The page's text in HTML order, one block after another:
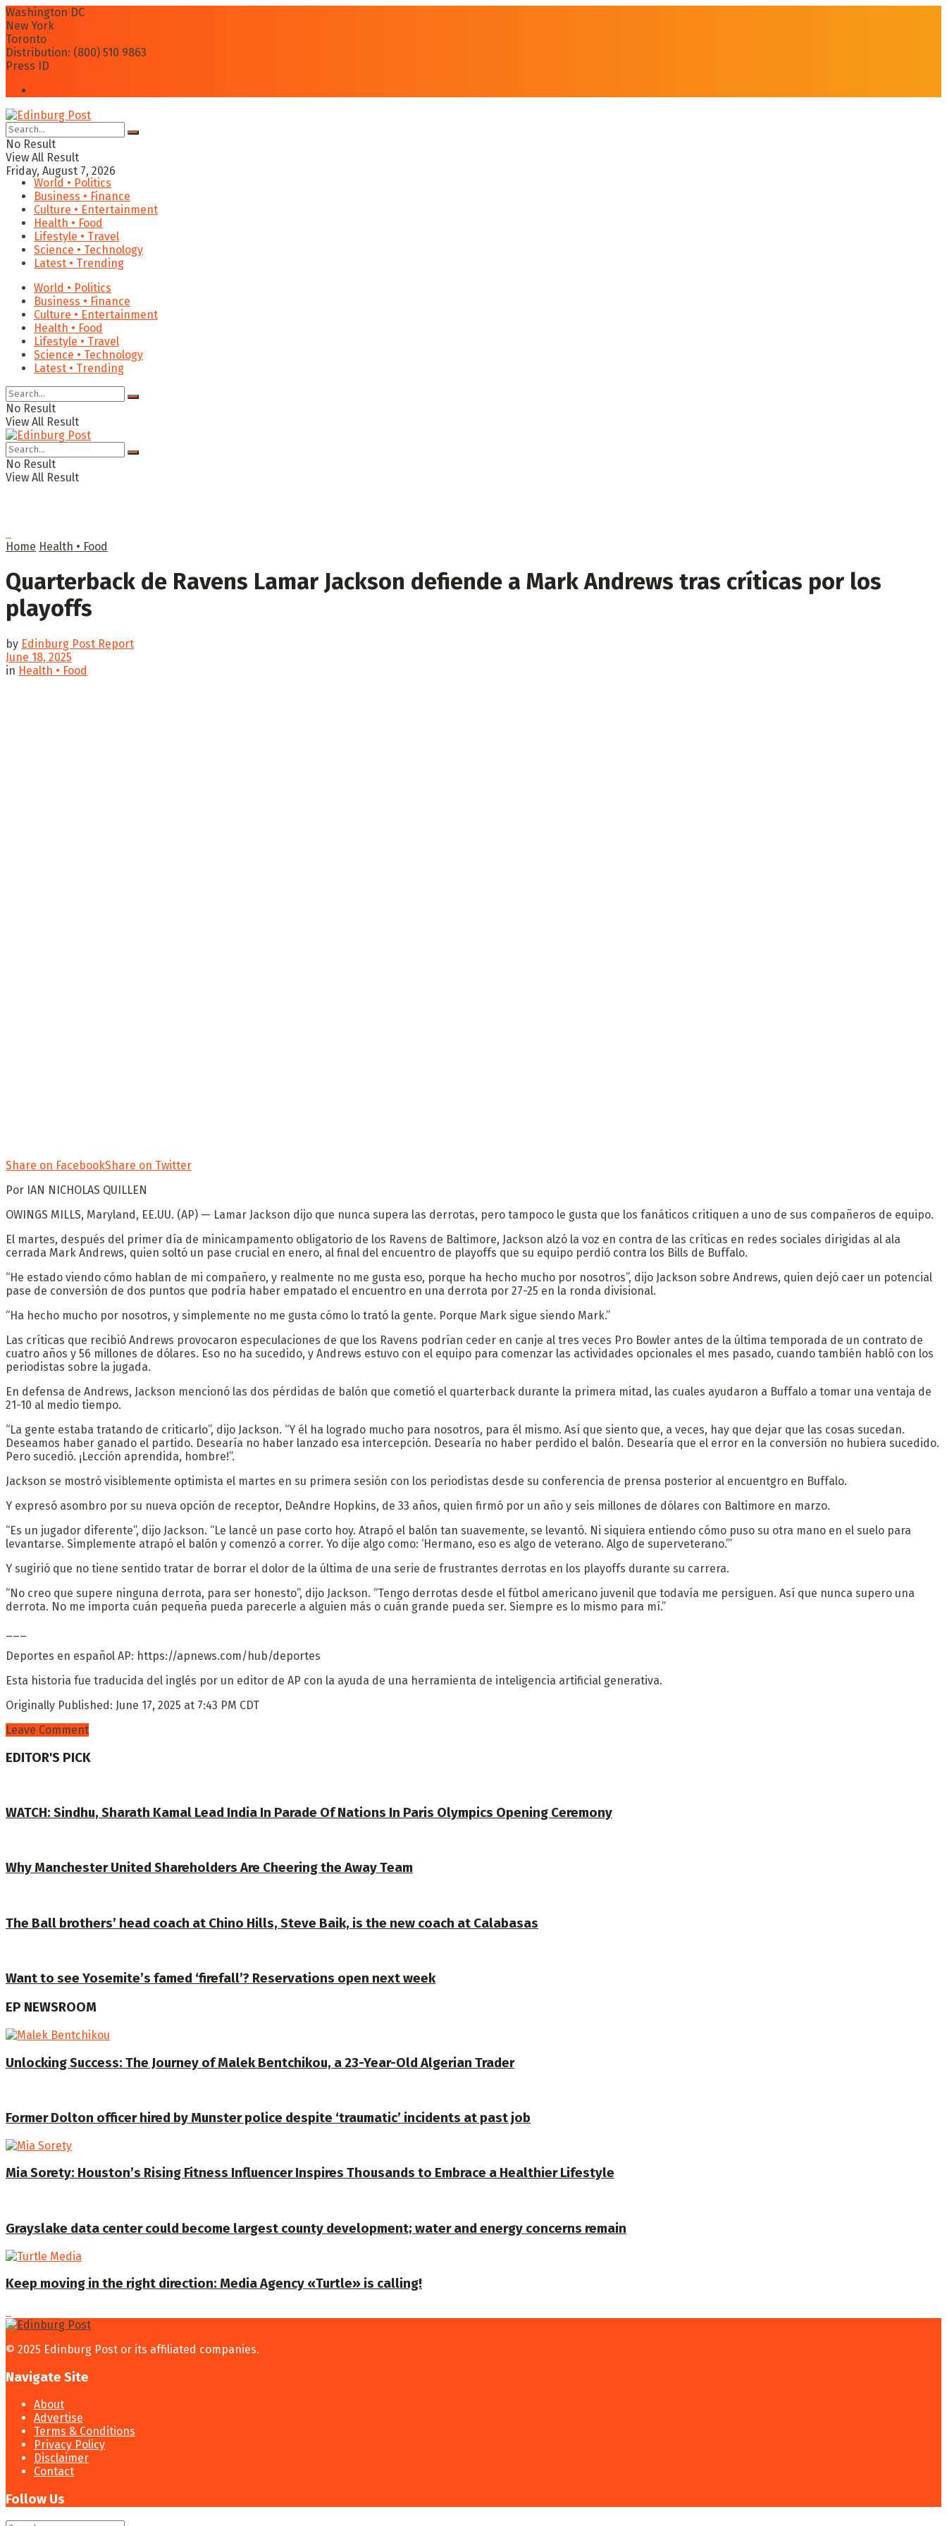
Washington DC
New York
Toronto
Distribution: (800) 510 9863
Press ID
No Result
View All Result
Friday, August 7, 2026
World • Politics
Business • Finance
Culture • Entertainment
Health • Food
Lifestyle • Travel
Science • Technology
Latest • Trending
World • Politics
Business • Finance
Culture • Entertainment
Health • Food
Lifestyle • Travel
Science • Technology
Latest • Trending
No Result
View All Result
No Result
View All Result
Home Health • Food
Quarterback de Ravens Lamar Jackson defiende a Mark Andrews tras críticas por los
playoffs
by Edinburg Post Report
June 18, 2025
in Health • Food
Share on FacebookShare on Twitter
Por IAN NICHOLAS QUILLEN
OWINGS MILLS, Maryland, EE.UU. (AP) — Lamar Jackson dijo que nunca supera las derrotas, pero tampoco le gusta que los fanáticos critiquen a uno de sus compañeros de equipo.
El martes, después del primer día de minicampamento obligatorio de los Ravens de Baltimore, Jackson alzó la voz en contra de las críticas en redes sociales dirigidas al ala
cerrada Mark Andrews, quien soltó un pase crucial en enero, al final del encuentro de playoffs que su equipo perdió contra los Bills de Buffalo.
“He estado viendo cómo hablan de mi compañero, y realmente no me gusta eso, porque ha hecho mucho por nosotros”, dijo Jackson sobre Andrews, quien dejó caer un potencial
pase de conversión de dos puntos que podría haber empatado el encuentro en una derrota por 27-25 en la ronda divisional.
“Ha hecho mucho por nosotros, y simplemente no me gusta cómo lo trató la gente. Porque Mark sigue siendo Mark.”
Las críticas que recibió Andrews provocaron especulaciones de que los Ravens podrían ceder en canje al tres veces Pro Bowler antes de la última temporada de un contrato de
cuatro años y 56 millones de dólares. Eso no ha sucedido, y Andrews estuvo con el equipo para comenzar las actividades opcionales el mes pasado, cuando también habló con los
periodistas sobre la jugada.
En defensa de Andrews, Jackson mencionó las dos pérdidas de balón que cometió el quarterback durante la primera mitad, las cuales ayudaron a Buffalo a tomar una ventaja de
21-10 al medio tiempo.
“La gente estaba tratando de criticarlo”, dijo Jackson. “Y él ha logrado mucho para nosotros, para él mismo. Así que siento que, a veces, hay que dejar que las cosas sucedan.
Deseamos haber ganado el partido. Desearía no haber lanzado esa intercepción. Desearía no haber perdido el balón. Desearía que el error en la conversión no hubiera sucedido.
Pero sucedió. ¡Lección aprendida, hombre!”.
Jackson se mostró visiblemente optimista el martes en su primera sesión con los periodistas desde su conferencia de prensa posterior al encuentgro en Buffalo.
Y expresó asombro por su nueva opción de receptor, DeAndre Hopkins, de 33 años, quien firmó por un año y seis millones de dólares con Baltimore en marzo.
“Es un jugador diferente”, dijo Jackson. “Le lancé un pase corto hoy. Atrapó el balón tan suavemente, se levantó. Ni siquiera entiendo cómo puso su otra mano en el suelo para
levantarse. Simplemente atrapó el balón y comenzó a correr. Yo dije algo como: ‘Hermano, eso es algo de veterano. Algo de superveterano.’”
Y sugirió que no tiene sentido tratar de borrar el dolor de la última de una serie de frustrantes derrotas en los playoffs durante su carrera.
“No creo que supere ninguna derrota, para ser honesto”, dijo Jackson. “Tengo derrotas desde el fútbol americano juvenil que todavía me persiguen. Así que nunca supero una
derrota. No me importa cuán pequeña pueda parecerle a alguien más o cuán grande pueda ser. Siempre es lo mismo para mí.”
Deportes en español AP: https://apnews.com/hub/deportes
Esta historia fue traducida del inglés por un editor de AP con la ayuda de una herramienta de inteligencia artificial generativa.
Originally Published: June 17, 2025 at 7:43 PM CDT
Leave Comment
EDITOR'S PICK
WATCH: Sindhu, Sharath Kamal Lead India In Parade Of Nations In Paris Olympics Opening Ceremony
Why Manchester United Shareholders Are Cheering the Away Team
The Ball brothers’ head coach at Chino Hills, Steve Baik, is the new coach at Calabasas
Want to see Yosemite’s famed ‘firefall’? Reservations open next week
EP NEWSROOM
Unlocking Success: The Journey of Malek Bentchikou, a 23-Year-Old Algerian Trader
Former Dolton officer hired by Munster police despite ‘traumatic’ incidents at past job
Mia Sorety: Houston’s Rising Fitness Influencer Inspires Thousands to Embrace a Healthier Lifestyle
Grayslake data center could become largest county development; water and energy concerns remain
Keep moving in the right direction: Media Agency «Turtle» is calling!
© 2025 Edinburg Post or its affiliated companies.
Navigate Site
About
Advertise
Terms & Conditions
Privacy Policy
Disclaimer
Contact
Follow Us